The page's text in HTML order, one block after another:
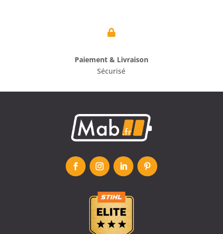

Paiement & Livraison
Sécurisé